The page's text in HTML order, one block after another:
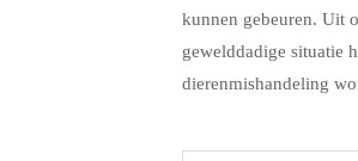
kunnen gebeuren. Uit
gewelddadige situatie
dierenmishandeling